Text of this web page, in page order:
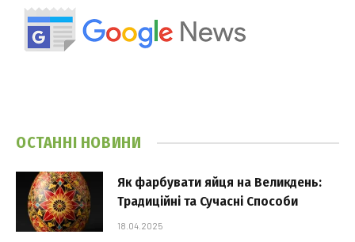
ОСТАННІ НОВИНИ
Як фарбувати яйця на Великдень:
Традиційні та Сучасні Способи
18.04.2025